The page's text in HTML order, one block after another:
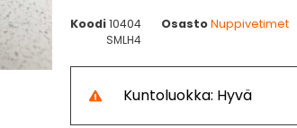
Koodi10404 Osasto Nuppivetimet
SMLH4
Kuntoluokka: Hyvä